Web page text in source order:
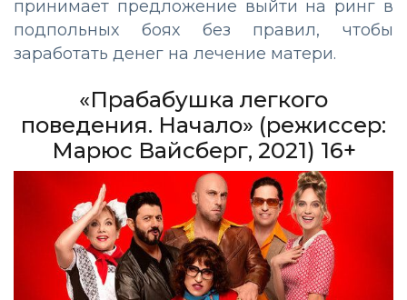
принимает предложение выйти на ринг в
подпольных боях без правил, чтобы
заработать денег на лечение матери.
«Прабабушка легкого
поведения. Начало» (режиссер:
Марюс Вайсберг, 2021) 16+